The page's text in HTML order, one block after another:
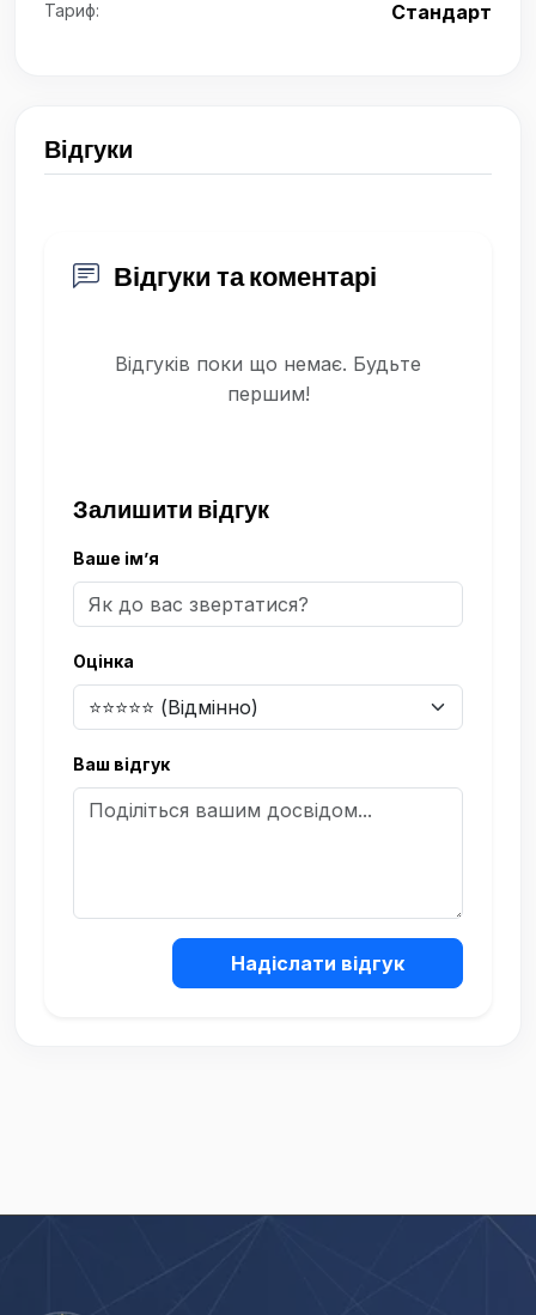
Тариф: Стандарт
Відгуки
Відгуки та коментарі
Відгуків поки що немає. Будьте
першим!
Залишити відгук
Ваше ім’я
Оцінка
Ваш відгук
Надіслати відгук